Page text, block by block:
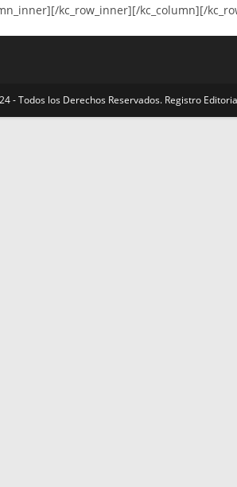
kc_row_inner][/kc_column][/
- Todos los Derechos Reservados. Registro